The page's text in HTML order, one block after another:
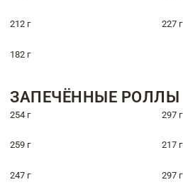
212 г 227 г
182 г
ЗАПЕЧЁННЫЕ РОЛЛЫ
254 г 297 г
259 г 217 г
247 г 297 г